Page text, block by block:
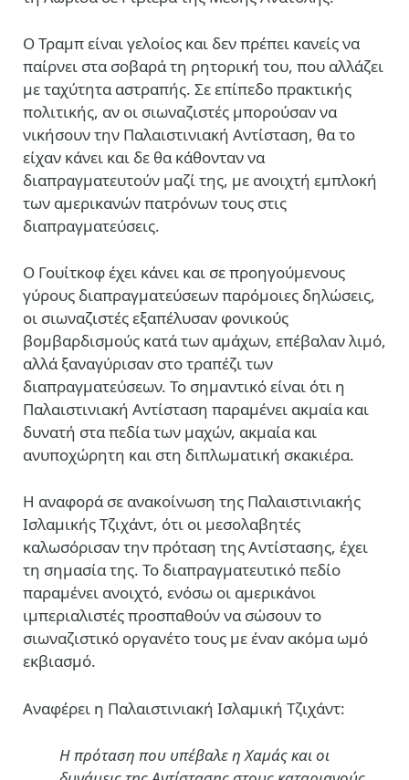
Ο Τραμπ είναι γελοίος και δεν πρέπει κανείς να
παίρνει στα σοβαρά τη ρητορική του, που αλλάζει
με ταχύτητα αστραπής. Σε επίπεδο πρακτικής
πολιτικής, αν οι σιωναζιστές μπορούσαν να
νικήσουν την Παλαιστινιακή Αντίσταση, θα το
είχαν κάνει και δε θα κάθονταν να
διαπραγματευτούν μαζί της, με ανοιχτή εμπλοκή
των αμερικανών πατρόνων τους στις
διαπραγματεύσεις.
Ο Γουίτκοφ έχει κάνει και σε προηγούμενους
γύρους διαπραγματεύσεων παρόμοιες δηλώσεις,
οι σιωναζιστές εξαπέλυσαν φονικούς
βομβαρδισμούς κατά των αμάχων, επέβαλαν λιμό,
αλλά ξαναγύρισαν στο τραπέζι των
διαπραγματεύσεων. Το σημαντικό είναι ότι η
Παλαιστινιακή Αντίσταση παραμένει ακμαία και
δυνατή στα πεδία των μαχών, ακμαία και
ανυποχώρητη και στη διπλωματική σκακιέρα.
Η αναφορά σε ανακοίνωση της Παλαιστινιακής
Ισλαμικής Τζιχάντ, ότι οι μεσολαβητές
καλωσόρισαν την πρόταση της Αντίστασης, έχει
τη σημασία της. Το διαπραγματευτικό πεδίο
παραμένει ανοιχτό, ενόσω οι αμερικάνοι
ιμπεριαλιστές προσπαθούν να σώσουν το
σιωναζιστικό οργανέτο τους με έναν ακόμα ωμό
εκβιασμό.
Αναφέρει η Παλαιστινιακή Ισλαμική Τζιχάντ:
Η πρόταση που υπέβαλε η Χαμάς και οι